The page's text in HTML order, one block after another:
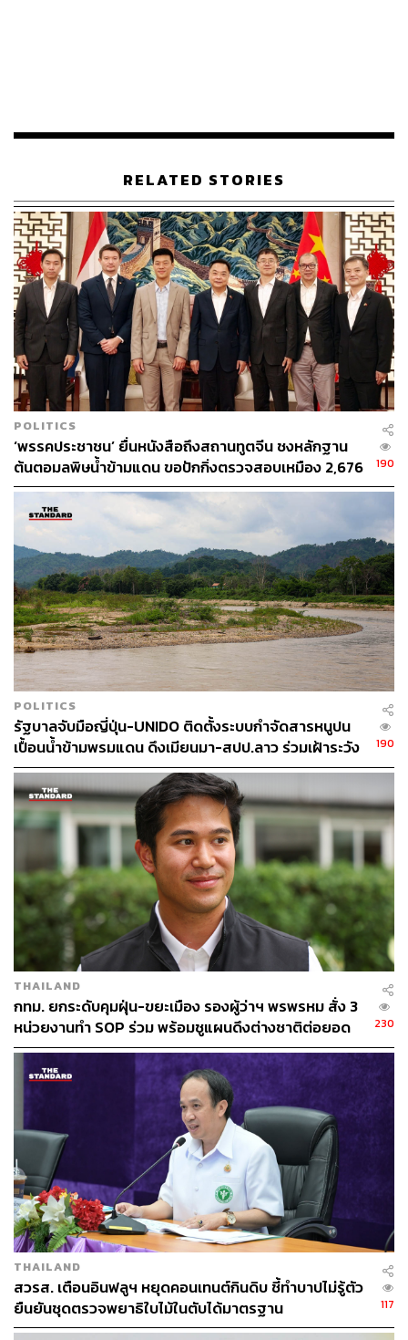
รฟม. ยกเว้นค่าจอดรถยนต์ในอาคารจอดแล้วจรจำนวน
4 แห่ง ควบคุมพื้นที่การก่อสร้างรถไฟฟ้า และขอให้งด
กิจกรรมที่เกิดฝุ่นละอองในช่วงวันที่ 16-22 มกราคม
2562
กรมฝนหลวงและการบินเกษตรประเมินสถานการณ์
เพื่อเตรียมการบินขึ้นทำฝนเทียมทุกวัน
คพ. ร่วมกับ กทม. ติดตามตรวจสอบ ให้คำแนะนำ และ
แจ้งเตือนสถานการณ์ฝุ่น PM2.5 ทุกวัน วันละ 3 เวลา
อย่างต่อเนื่อง
พิสูจน์อักษร: ภาวิกา ขันติศรีสกุล
TAGS: กรมควบคุมโรค
กรมควบคุมมลพิษ
ฝุ่นละอองขนาดเล็ก
PM2.5
77
ABOUT THE AUTHOR
THE STANDARD TEAM
กองบรรณาธิการ THE STANDARD
RELATED STORIES
POLITICS
‘พรรคประชาชน’ ยื่นหนังสือถึงสถานทูตจีน ชงหลักฐาน
ต้นตอมลพิษน้ำข้ามแดน ขอปักกิ่งตรวจสอบเหมือง 2,676
จุด ด้านทูตจีนรับปากส่งข้อมูลถึงรัฐบาลกลาง
190
POLITICS
รัฐบาลจับมือญี่ปุ่น-UNIDO ติดตั้งระบบกำจัดสารหนูปน
เปื้อนน้ำข้ามพรมแดน ดึงเมียนมา-สปป.ลาว ร่วมเฝ้าระวัง
190
THAILAND
กทม. ยกระดับคุมฝุ่น-ขยะเมือง รองผู้ว่าฯ พรพรหม สั่ง 3
หน่วยงานทำ SOP ร่วม พร้อมชูแผนดึงต่างชาติต่อยอด
‘Friends of Bangkok’
230
THAILAND
สวรส. เตือนอินฟลูฯ หยุดคอนเทนต์กินดิบ ชี้ทำบาปไม่รู้ตัว
ยืนยันชุดตรวจพยาธิใบไม้ในตับได้มาตรฐาน
117